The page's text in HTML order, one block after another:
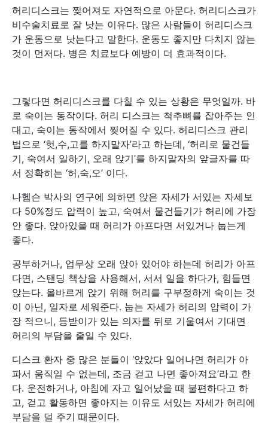
허리디스크는 찢어져도 자연적으로 아문다. 허리디스크가
비수술치료로 잘 낫는 이유다. 많은 사람들이 허리디스크
가 운동으로 낫는다고 말한다. 운동도 좋지만 다치지 않는
것이 먼저다. 병은 치료보다 예방이 더 효과적이다.
그렇다면 허리디스크를 다칠 수 있는 상황은 무엇일까. 바
로 숙이는 동작이다. 허리 디스크는 척추뼈를 잡아주는 인
대고, 숙이는 동작에서 찢어질 수 있다. 허리디스크 관리
법으로 ‘헛,수,고를 하지말자’라고 하는데, ‘허리로 물건들
기, 숙여서 일하기, 오래 앉기’를 하지말자의 앞글자를 따
서 정확히는 ‘허,숙,오’ 이다.
나헴슨 박사의 연구에 의하면 앉은 자세가 서있는 자세보
다 50%정도 압력이 높고, 숙여서 물건들기가 허리에 가장
안 좋다. 앉아있을 때 허리가 아프다면 서있거나 눕는게
좋다.
공부하거나, 업무상 오래 앉아 있어야 하는데 허리가 아프
다면, 스탠딩 책상을 사용해서, 서서 일을 하다가, 힘들면
앉는다. 올바르게 앉기 위해 허리를 구부정하게 숙이는 것
이 아닌, 일자로 세워준다. 눕는 자세가 허리의 압력이 가
장 적으니, 등받이가 있는 의자를 뒤로 기울여서 기대면
허리의 부담을 줄일 수 있다.
디스크 환자 중 많은 분들이 ‘앉았다 일어나면 허리가 아
파서 움직일 수 없는데, 조금 걷고 나면 좋아져요’라고 한
다. 운전하거나, 아침에 자고 일어났을 때 불편하다고 하
고, 걷고 활동하면 좋아지는 이유도 서있는 자세가 허리에
부담을 덜 주기 때문이다.